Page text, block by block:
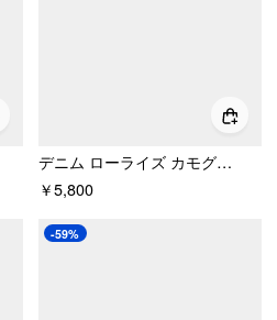
デニム ローライズ カモグラフィック ウォッシュド加工 メタルディテール マイクロショートパンツ
￥5,800
-59%